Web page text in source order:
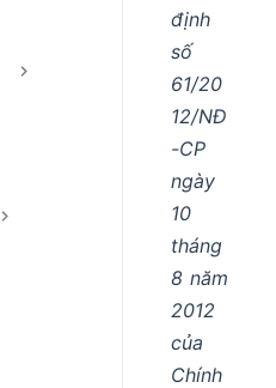
định
số
61/20
12/NĐ
-CP
ngày
10
tháng
8 năm
2012
của
Chính